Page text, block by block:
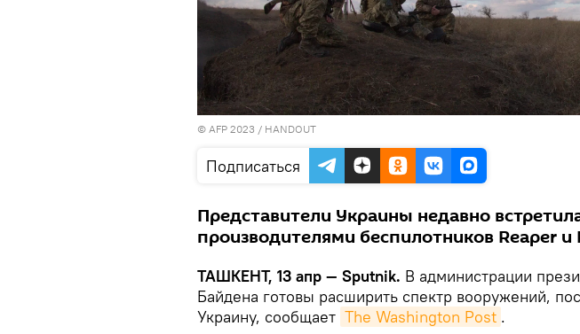
© AFP 2023 / HANDOUT
Подписаться
Представители Украины недавно
производителями беспилотников Reaper и
ТАШКЕНТ, 13 апр — Sputnik. В администрации
Байдена готовы расширить спектр вооружений,
Украину, сообщает The Washington Post .